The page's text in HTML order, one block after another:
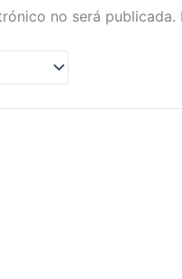
no será publicada.